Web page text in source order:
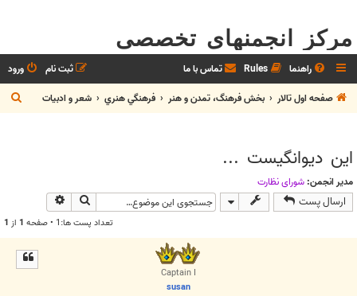
مرکز انجمنهای تخصصی
راهنما Rules تماس با ما ورود
ثبت نام
صفحه اول تالار
بخش فرهنگ، تمدن و هنر فرهنگي هنري شعر و ادبيات
س
اين ديوانگيست ...
مدیر انجمن: شوراي نظارت
ارسال پست جستجو
تعداد پست ها:1 • صفحه 1 از 1
Captain I
susan